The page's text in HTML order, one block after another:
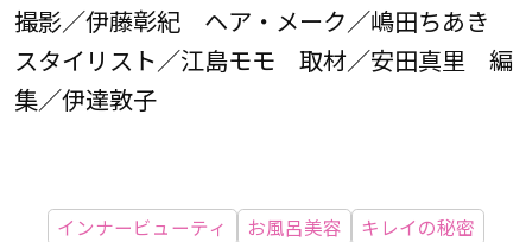
撮影／伊藤彰紀 ヘア・メーク／嶋田ちあき
スタイリスト／江島モモ 取材／安田真里 編
集／伊達敦子
インナービューティ お風呂美容
キレイの秘密